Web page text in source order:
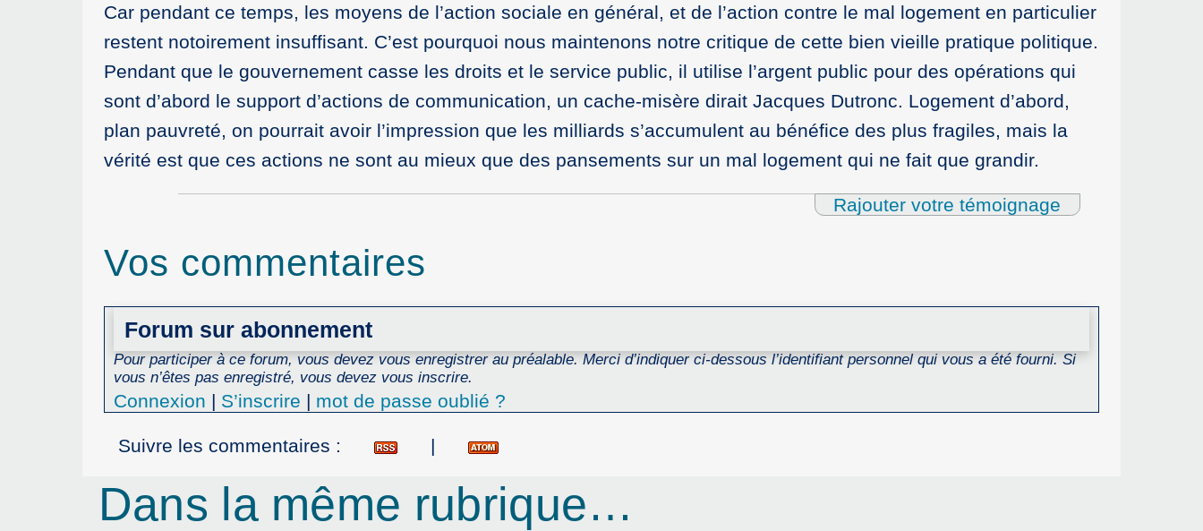
Car pendant ce temps, les moyens de l’action sociale en général, et de l’action contre le mal logement en particulier
restent notoirement insuffisant. C’est pourquoi nous maintenons notre critique de cette bien vieille pratique politique.
Pendant que le gouvernement casse les droits et le service public, il utilise l’argent public pour des opérations qui
sont d’abord le support d’actions de communication, un cache-misère dirait Jacques Dutronc. Logement d’abord,
plan pauvreté, on pourrait avoir l’impression que les milliards s’accumulent au bénéfice des plus fragiles, mais la
vérité est que ces actions ne sont au mieux que des pansements sur un mal logement qui ne fait que grandir.
Rajouter votre témoignage
Vos commentaires
Forum sur abonnement
Pour participer à ce forum, vous devez vous enregistrer au préalable. Merci d’indiquer ci-dessous l’identifiant personnel qui vous a été fourni. Si
vous n’êtes pas enregistré, vous devez vous inscrire.
Connexion | S’inscrire | mot de passe oublié ?
Suivre les commentaires : |
Dans la même rubrique…